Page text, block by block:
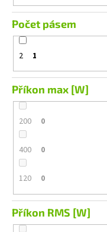
Počet pásem
2 1
Příkon max [W]
200 0
400 0
120 0
Příkon RMS [W]